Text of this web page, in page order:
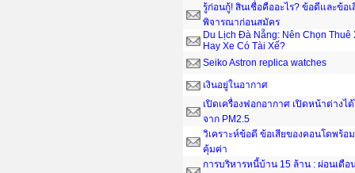
รู้ก่อนกู้! สินเชื่อคืออะไร? ข้อดีและข้อ
พิจารณาก่อนสมัคร
Du Lịch Đà Nẵng: Nên Chọn Thuê
Hay Xe Có Tài Xế?
Seiko Astron replica watches
เงินอยู่ในอากาศ
เปิดเครื่องฟอกอากาศ เปิดหน้าต่างไ
จาก PM2.5
วิเคราะห์ข้อดี ข้อเสียของคอนโดพร้อ
คุ้มค่า
การบริหารหนี้บ้าน 15 ล้าน : ผ่อนเดือ